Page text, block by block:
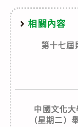
相關內容
第十七屆
中國文化
（星期二）